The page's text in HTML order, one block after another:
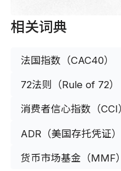
相关词典
法国指数（CAC40）
72法则（Rule of 72）
消费者信心指数（CCI
ADR（美国存托凭证）
货币市场基金（MMF）